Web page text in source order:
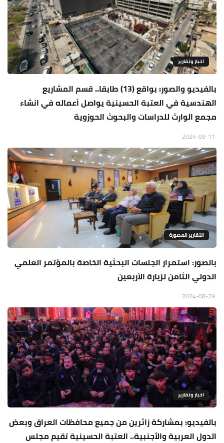
اخبار وتقارير
بالفيديو والصور: بواقع (13) طابقا.. قسم المشاريع
الهندسية في العتبة الحسينية يواصل أعماله في انشاء
مجمع الوارث للدراسات والبحوث الحوزوية
التقارير المصورة
بالصور: استمرار الجلسات البحثية الخاصة بالمؤتمر العلمي
الدولي الثامن لزيارة الأربعين
اخبار وتقارير
بالفيديو: بمشاركة زائرين من جميع محافظات العراق وبعض
الدول العربية والأجنبية.. العتبة الحسينية تقيم مجلس